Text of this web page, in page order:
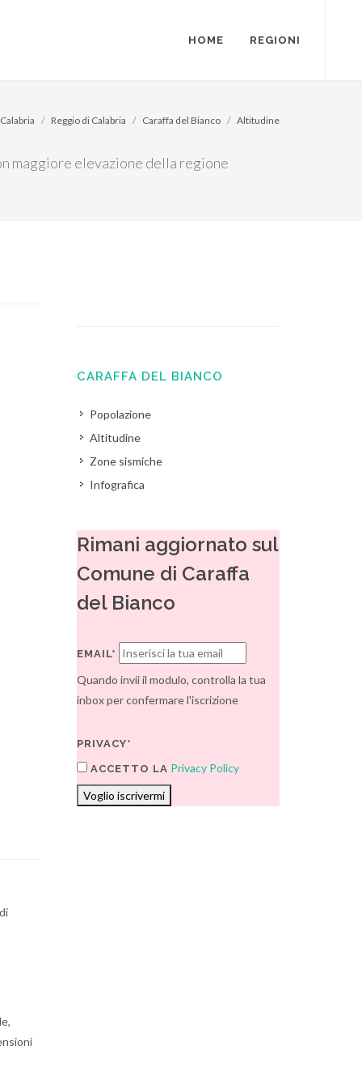
HOME REGIONI
maggiore elevazione della regione
Calabria Reggio di Calabria Caraffa del Bianco Altitudine
CARAFFA DEL BIANCO
Popolazione
Altitudine
Zone sismiche
Infografica
Rimani aggiornato sul
Comune di Caraffa
del Bianco
EMAIL*
Quando invii il modulo, controlla la tua
inbox per confermare l'iscrizione
PRIVACY*
ACCETTO LA Privacy Policy
Voglio iscrivermi